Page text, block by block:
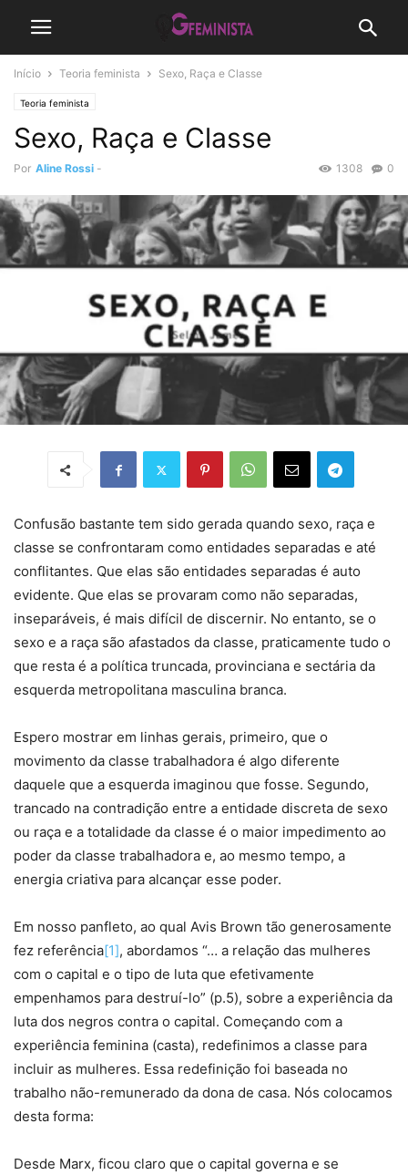
Início Teoria feminista Sexo, Raça e Classe
Teoria feminista
Sexo, Raça e Classe
Por Aline Rossi - 0
1308
Confusão bastante tem sido gerada quando sexo, raça e
classe se confrontaram como entidades separadas e até
conflitantes. Que elas são entidades separadas é auto
evidente. Que elas se provaram como não separadas,
inseparáveis, é mais difícil de discernir. No entanto, se o
sexo e a raça são afastados da classe, praticamente tudo o
que resta é a política truncada, provinciana e sectária da
esquerda metropolitana masculina branca.
Espero mostrar em linhas gerais, primeiro, que o
movimento da classe trabalhadora é algo diferente
daquele que a esquerda imaginou que fosse. Segundo,
trancado na contradição entre a entidade discreta de sexo
ou raça e a totalidade da classe é o maior impedimento ao
poder da classe trabalhadora e, ao mesmo tempo, a
energia criativa para alcançar esse poder.
Em nosso panfleto, ao qual Avis Brown tão generosamente
fez referência[1], abordamos “… a relação das mulheres
com o capital e o tipo de luta que efetivamente
empenhamos para destruí-lo” (p.5), sobre a experiência da
luta dos negros contra o capital. Começando com a
experiência feminina (casta), redefinimos a classe para
incluir as mulheres. Essa redefinição foi baseada no
trabalho não-remunerado da dona de casa. Nós colocamos
desta forma:
Desde Marx, ficou claro que o capital governa e se